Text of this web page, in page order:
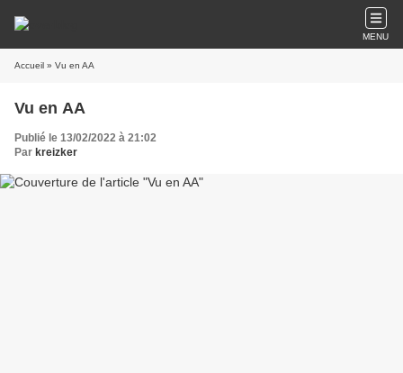
MENU
Accueil » Vu en AA
Vu en AA
Publié le 13/02/2022 à 21:02
Par kreizker